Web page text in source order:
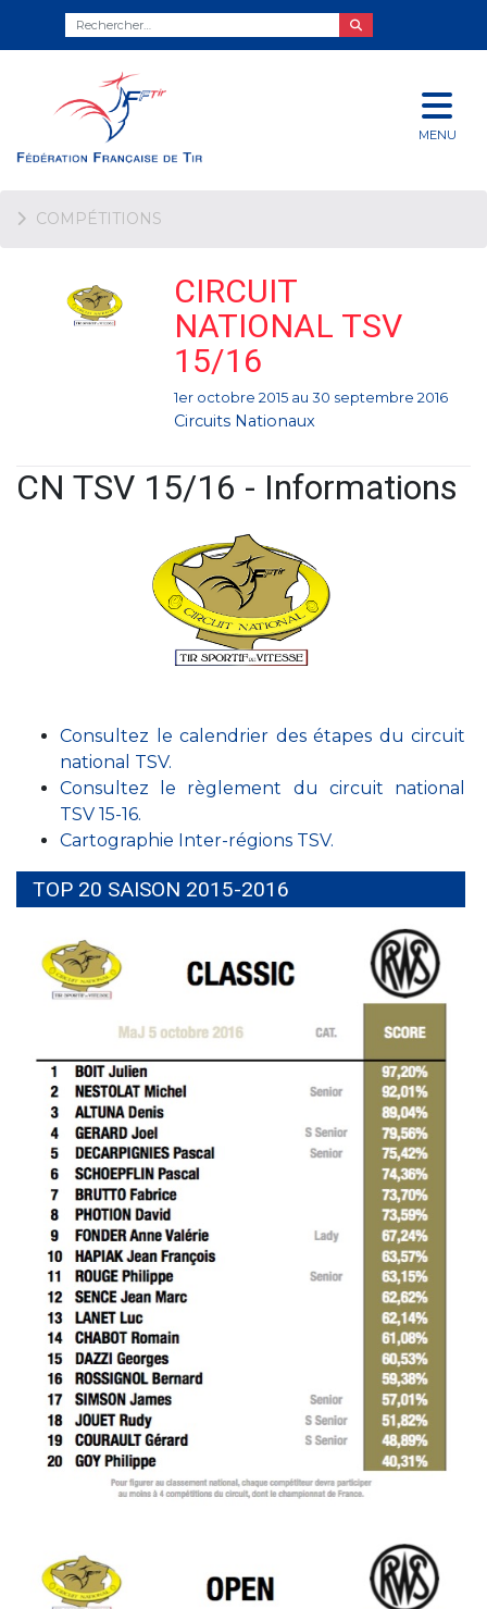
MENU
COMPÉTITIONS
CIRCUIT
NATIONAL TSV
15/16
1er octobre 2015 au 30 septembre 2016
Circuits Nationaux
CN TSV 15/16 - Informations
Consultez le calendrier des étapes du circuit
national TSV.
Consultez le règlement du circuit national
TSV 15-16.
Cartographie Inter-régions TSV.
TOP 20 SAISON 2015-2016